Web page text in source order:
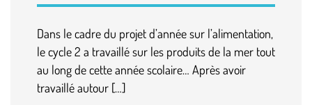
Dans le cadre du projet d’année sur l’alimentation,
le cycle 2 a travaillé sur les produits de la mer tout
au long de cette année scolaire… Après avoir
travaillé autour […]